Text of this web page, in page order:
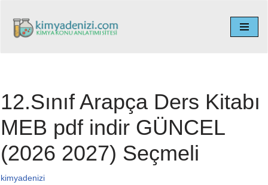
İçeriğe
12.Sınıf Arapça Ders Kitabı
MEB pdf indir GÜNCEL
(2026 2027) Seçmeli
kimyadenizi